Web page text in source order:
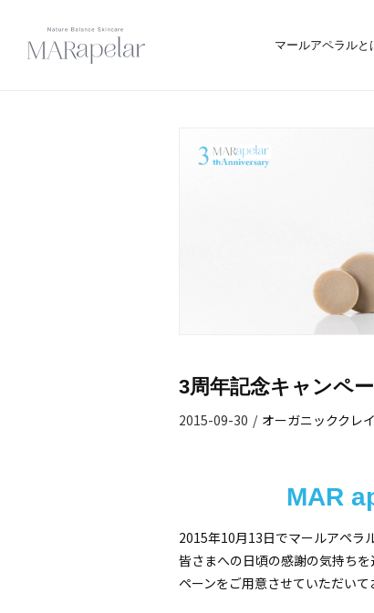
マールアペラルと
3周年記念キャンペ
2015-09-30 / オーガニッククレ
MAR
2015年10月13日でマールアペラ
皆さまへの日頃の感謝の気持ち
ペーンをご用意させていただいて